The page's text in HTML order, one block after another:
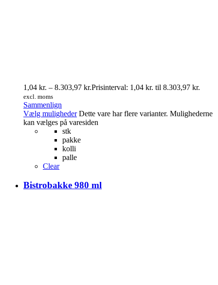
1,04 kr. – 8.303,97 kr.Prisinterval: 1,04 kr. til 8.303,97 kr.
excl. moms
Sammenlign
Vælg muligheder Dette vare har flere varianter. Mulighederne
kan vælges på varesiden
stk
pakke
kolli
palle
Clear
Bistrobakke 980 ml